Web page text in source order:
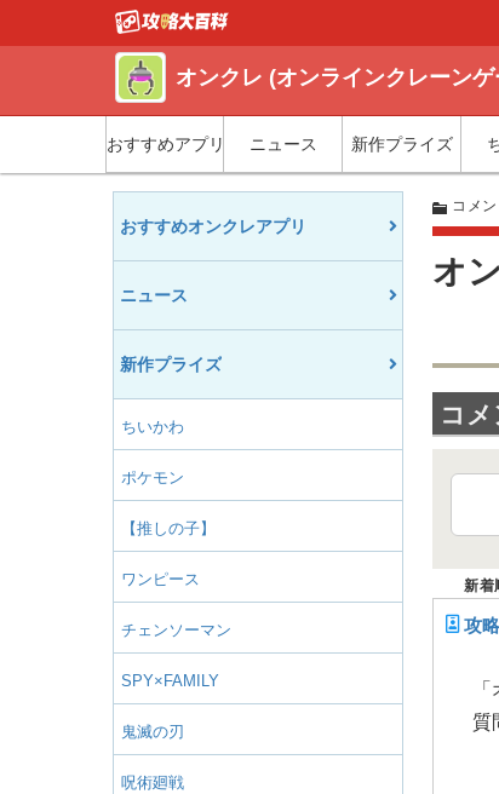
オンクレ (オンラインクレーンゲ
おすすめアプリ ニュース 新作プライズ
おすすめオンクレアプリ
ニュース
新作プライズ
ちいかわ
ポケモン
【推しの子】
ワンピース
チェンソーマン
SPY×FAMILY
鬼滅の刃
呪術廻戦
コメ
オ
コ
新着
攻
質